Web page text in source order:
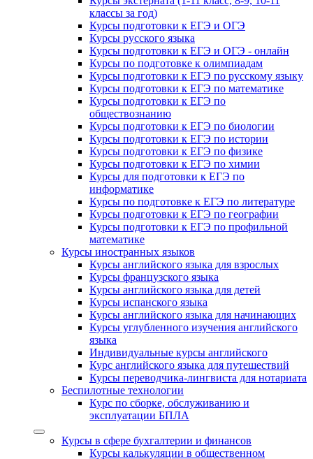
классы за год)
Курсы подготовки к ЕГЭ и ОГЭ
Курсы русского языка
Курсы подготовки к ЕГЭ и ОГЭ - онлайн
Курсы по подготовке к олимпиадам
Курсы подготовки к ЕГЭ по русскому языку
Курсы подготовки к ЕГЭ по математике
Курсы подготовки к ЕГЭ по
обществознанию
Курсы подготовки к ЕГЭ по биологии
Курсы подготовки к ЕГЭ по истории
Курсы подготовки к ЕГЭ по физике
Курсы подготовки к ЕГЭ по химии
Курсы для подготовки к ЕГЭ по
информатике
Курсы по подготовке к ЕГЭ по литературе
Курсы подготовки к ЕГЭ по географии
Курсы подготовки к ЕГЭ по профильной
математике
Курсы иностранных языков
Курсы английского языка для взрослых
Курсы французского языка
Курсы английского языка для детей
Курсы испанского языка
Курсы английского языка для начинающих
Курсы углубленного изучения английского
языка
Индивидуальные курсы английского
Курс английского языка для путешествий
Курсы переводчика-лингвиста для нотариата
Беспилотные технологии
Курс по сборке, обслуживанию и
эксплуатации БПЛА
Курсы в сфере бухгалтерии и финансов
Курсы калькуляции в общественном